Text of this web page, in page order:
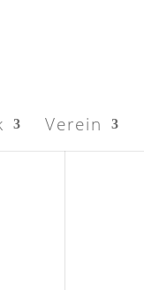
Verein